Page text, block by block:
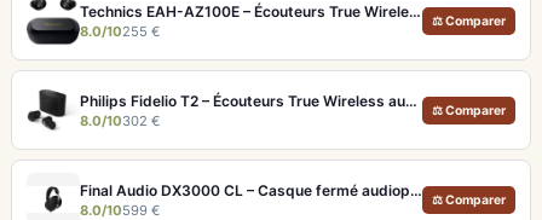
Technics EAH-AZ100E – Écouteurs True Wireless Hi-Res avec ANC adaptative et Dolby Atmos
8.0/10255 €
⚖ Comparer
Philips Fidelio T2 – Écouteurs True Wireless audiophiles avec ANC et autonomie record
8.0/10302 €
⚖ Comparer
Final Audio DX3000 CL – Casque fermé audiophile 4.4mm symétrique
8.0/10599 €
⚖ Comparer